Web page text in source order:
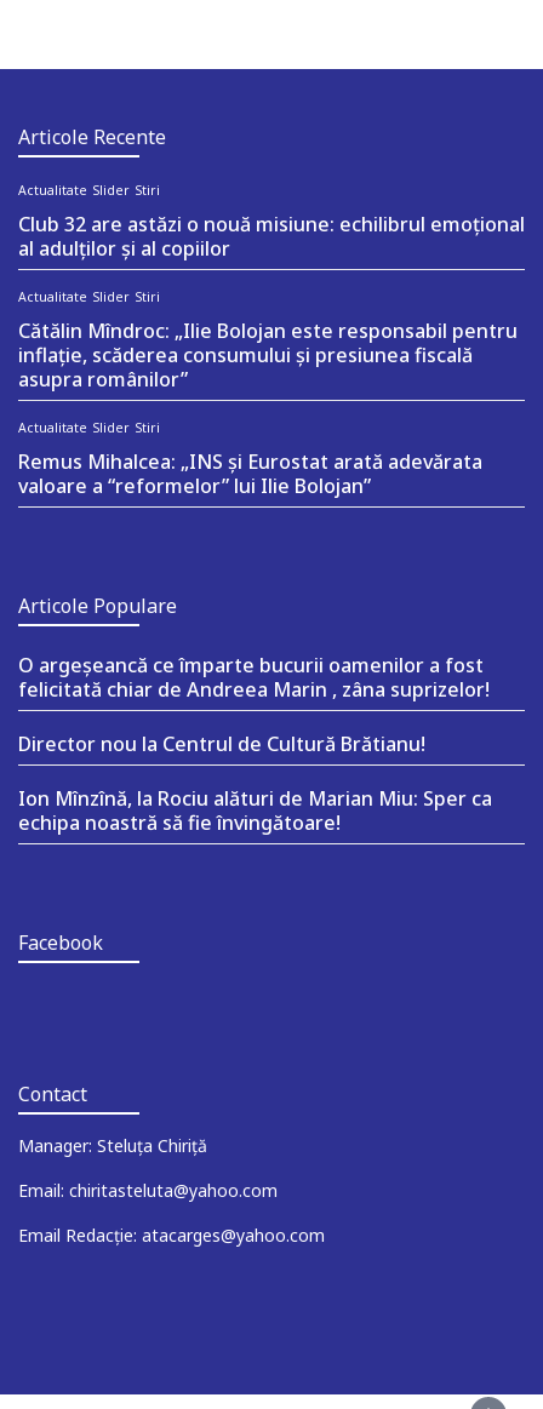
Articole Recente
Actualitate Slider Stiri
Club 32 are astăzi o nouă misiune: echilibrul emoțional
al adulților și al copiilor
Actualitate Slider Stiri
Cătălin Mîndroc: „Ilie Bolojan este responsabil pentru
inflație, scăderea consumului și presiunea fiscală
asupra românilor”
Actualitate Slider Stiri
Remus Mihalcea: „INS și Eurostat arată adevărata
valoare a “reformelor” lui Ilie Bolojan”
Articole Populare
O argeşeancă ce împarte bucurii oamenilor a fost
felicitată chiar de Andreea Marin , zâna suprizelor!
Director nou la Centrul de Cultură Brătianu!
Ion Mînzînă, la Rociu alături de Marian Miu: Sper ca
echipa noastră să fie învingătoare!
Facebook
Contact
Manager: Steluța Chiriță
Email: chiritasteluta@yahoo.com
Email Redacție: atacarges@yahoo.com